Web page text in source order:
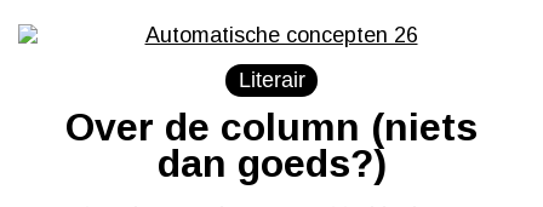
Literair
Over de column (niets
dan goeds?)